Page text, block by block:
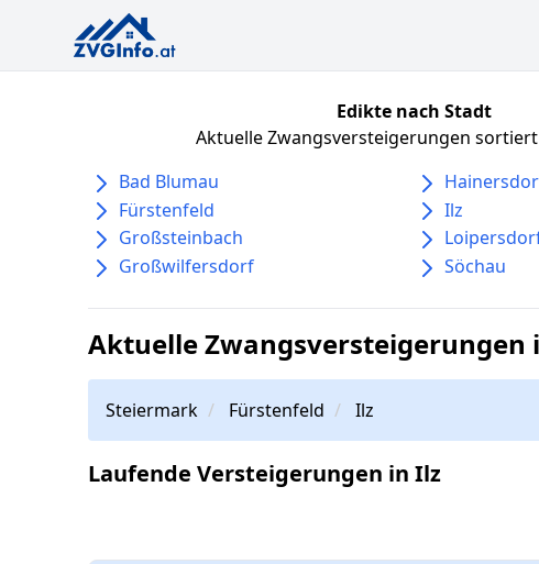
Edikte nach Stadt
Aktuelle Zwangsversteigerungen
Bad Blumau
Fürstenfeld
Großsteinbach
Großwilfersdorf
Ilz
Söchau
Aktuelle Zwangsversteigerungen
Steiermark Fürstenfeld Ilz
Laufende Versteigerungen in Ilz